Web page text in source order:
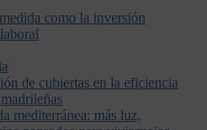
como la inversión
de cubiertas en la eficiencia
mediterránea: más luz,